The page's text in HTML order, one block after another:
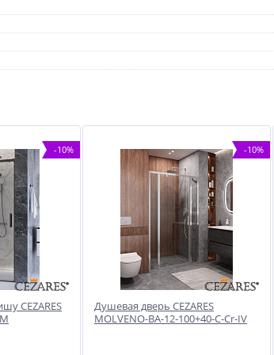
-10%
CEZARES
-10%
Душевая дверь CEZARES
MOLVENO-BA-12-100+40-C-Cr-IV